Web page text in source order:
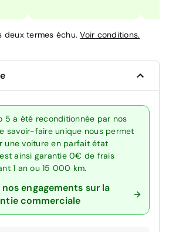
deux termes échu.Voir conditions.
5 a été reconditionnée par nos
savoir-faire unique nous permet
une voiture en parfait état
ainsi garantie 0€ de frais
1 an ou 15 000 km.
engagements sur la
commerciale